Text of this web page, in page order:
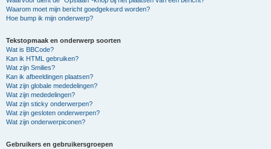
Waarom moet mijn bericht goedgekeurd worden?
Hoe bump ik mijn onderwerp?
Tekstopmaak en onderwerp soorten
Wat is BBCode?
Kan ik HTML gebruiken?
Wat zijn Smilies?
Kan ik afbeeldingen plaatsen?
Wat zijn globale mededelingen?
Wat zijn mededelingen?
Wat zijn sticky onderwerpen?
Wat zijn gesloten onderwerpen?
Wat zijn onderwerpiconen?
Gebruikers en gebruikersgroepen